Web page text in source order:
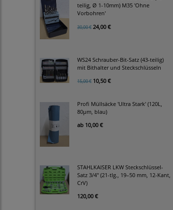
teilig, Ø 1-10mm) M35 'Ohne
Vorbohren'
30,00 € 24,00 €
WS24 Schrauber-Bit-Satz (43-teilig)
mit Bithalter und Steckschlüsseln
15,00 € 10,50 €
Profi Müllsäcke 'Ultra Stark' (120L,
80µm, blau)
ab 10,00 €
STAHLKAISER LKW Steckschlüssel-
Satz 3/4" (21-tlg., 19–50 mm, 12-Kant,
CrV)
120,00 €